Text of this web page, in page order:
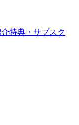
特典・サブスク